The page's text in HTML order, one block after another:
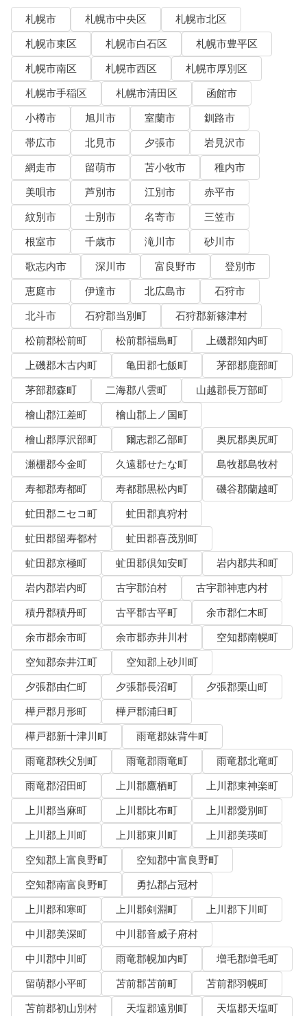
札幌市 札幌市中央区
札幌市北区
札幌市東区
札幌市白石区
札幌市豊平区
札幌市南区
札幌市西区
札幌市厚別区
札幌市手稲区
札幌市清田区
函館市
小樽市
旭川市 室蘭市
釧路市
帯広市
北見市 夕張市
岩見沢市
網走市
留萌市 苫小牧市
稚内市
美唄市
芦別市 江別市
赤平市
紋別市
士別市 名寄市
三笠市
根室市
千歳市 滝川市
砂川市
歌志内市
深川市 富良野市
登別市
恵庭市
伊達市 北広島市
石狩市
北斗市
石狩郡当別町
石狩郡新篠津村
松前郡松前町
松前郡福島町
上磯郡知内町
上磯郡木古内町
亀田郡七飯町
茅部郡鹿部町
茅部郡森町
二海郡八雲町
山越郡長万部町
檜山郡江差町
檜山郡上ノ国町
檜山郡厚沢部町
爾志郡乙部町
奥尻郡奥尻町
瀬棚郡今金町
久遠郡せたな町
島牧郡島牧村
寿都郡寿都町
寿都郡黒松内町
磯谷郡蘭越町
虻田郡ニセコ町
虻田郡真狩村
虻田郡留寿都村
虻田郡喜茂別町
虻田郡京極町
虻田郡倶知安町
岩内郡共和町
岩内郡岩内町
古宇郡泊村
古宇郡神恵内村
積丹郡積丹町
古平郡古平町
余市郡仁木町
余市郡余市町
余市郡赤井川村
空知郡南幌町
空知郡奈井江町
空知郡上砂川町
夕張郡由仁町
夕張郡長沼町
夕張郡栗山町
樺戸郡月形町
樺戸郡浦臼町
樺戸郡新十津川町
雨竜郡妹背牛町
雨竜郡秩父別町
雨竜郡雨竜町
雨竜郡北竜町
雨竜郡沼田町
上川郡鷹栖町
上川郡東神楽町
上川郡当麻町
上川郡比布町
上川郡愛別町
上川郡上川町
上川郡東川町
上川郡美瑛町
空知郡上富良野町
空知郡中富良野町
空知郡南富良野町
勇払郡占冠村
上川郡和寒町
上川郡剣淵町
上川郡下川町
中川郡美深町
中川郡音威子府村
中川郡中川町
雨竜郡幌加内町
増毛郡増毛町
留萌郡小平町
苫前郡苫前町
苫前郡羽幌町
苫前郡初山別村
天塩郡遠別町
天塩郡天塩町